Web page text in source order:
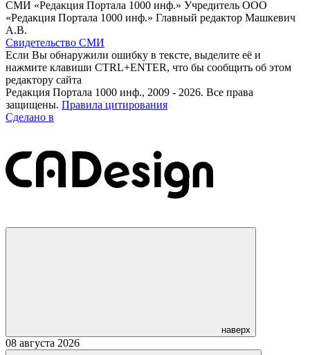
СМИ «Редакция Портала 1000 инф.» Учредитель ООО
«Редакция Портала 1000 инф.» Главный редактор Машкевич
А.В.
Свидетельство СМИ
Если Вы обнаружили ошибку в тексте, выделите её и
нажмите клавиши CTRL+ENTER, что бы сообщить об этом
редактору сайта
Редакция Портала 1000 инф., 2009 - 2026. Все права
защищены. Правила цитирования
Сделано в
наверх
08 августа 2026